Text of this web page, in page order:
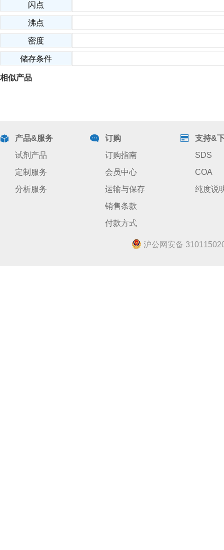
闪点
沸点
密度
储存条件
相似产品
产品&服务
试剂产品
定制服务
分析服务
订购
订购指南
会员中心
运输与保存
销售条款
付款方式
支持&
SDS
COA
纯度说
沪公网安备